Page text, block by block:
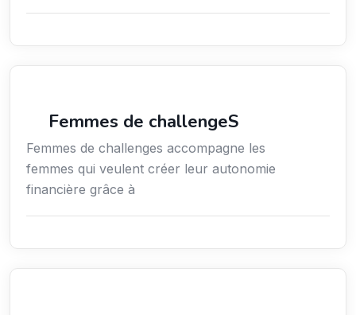
Femmes de challengeS
Femmes de challenges accompagne les
femmes qui veulent créer leur autonomie
financière grâce à